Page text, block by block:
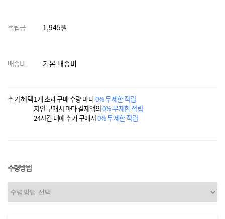
적립금 1,945원
배송비 기본 배송비
추가혜택1개 초과 구매 수량 마다0% 무제한 적립
지인 구매시 마다 결제액의0% 무제한 적립
24시간 내에 추가 구매시0% 무제한 적립
수령방법